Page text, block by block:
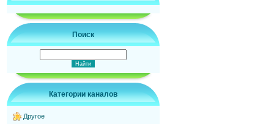
Поиск
Категории каналов
Другое